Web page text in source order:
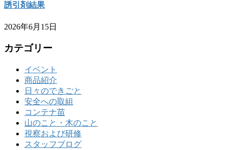
誘引剤結果
2026年6月15日
カテゴリー
イベント
商品紹介
日々のできごと
安全への取組
コンテナ苗
山のこと・木のこと
視察および研修
スタッフブログ